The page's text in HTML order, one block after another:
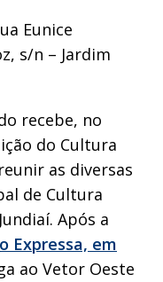
Eunice
s/n – Jardim
recebe, no
do Cultura
as diversas
de Cultura
Após a
Expressa, em
ao Vetor Oeste